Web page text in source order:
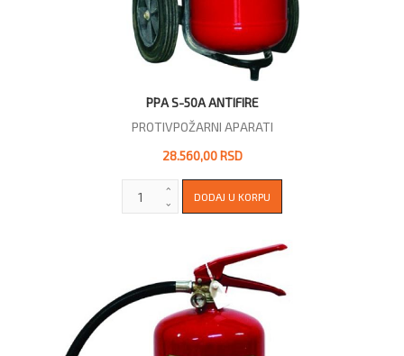
PPA S-50A ANTIFIRE
PROTIVPOŽARNI APARATI
28.560,00 RSD